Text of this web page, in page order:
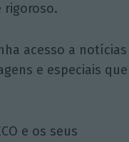
rigoroso.
acesso a notícias
e especiais que
e os seus